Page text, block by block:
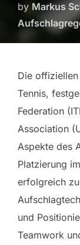
by Markus
Die
Tennis,
Federation
Association
Aspekte des
Platzierung
erfolgreich
und
Teamwork